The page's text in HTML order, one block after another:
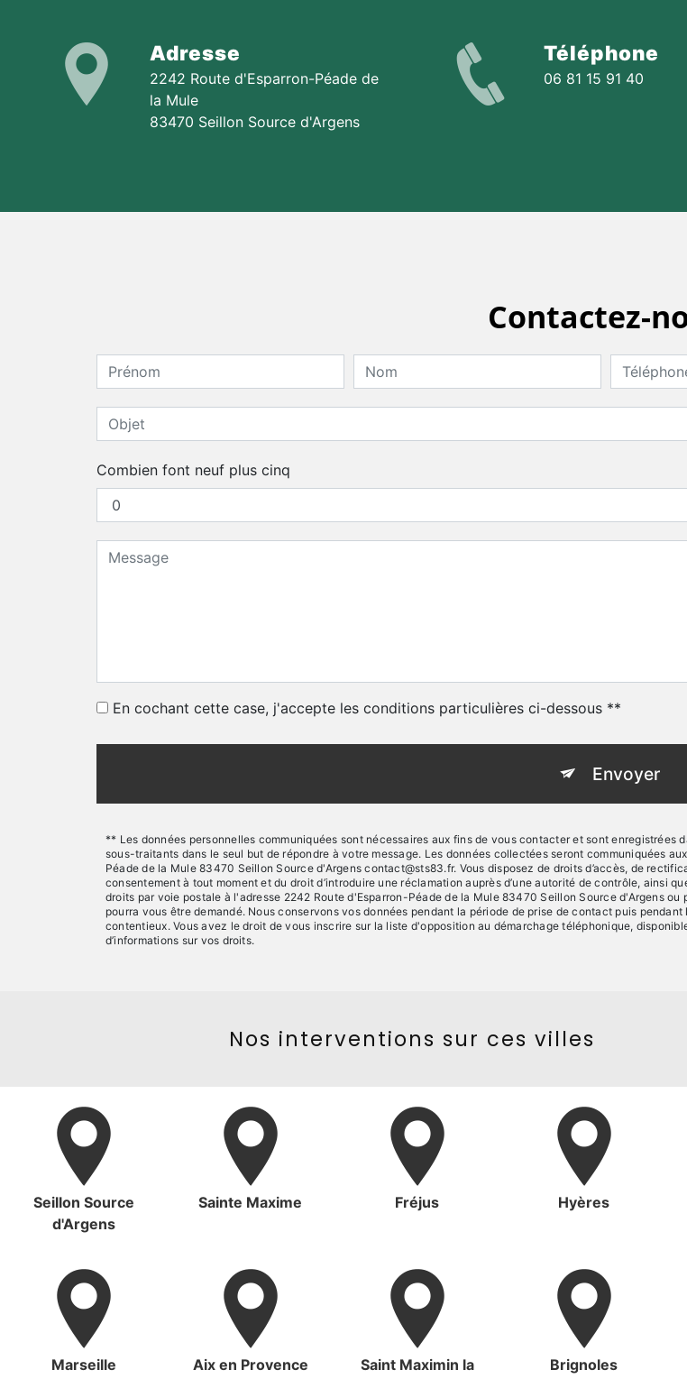
Adresse
2242 Route d'Esparron-Péade de
la Mule
83470 Seillon Source d'Argens
Téléphone
06 81 15 91 40
Contactez-
Combien font neuf plus cinq
En cochant cette case, j'accepte les conditions particulières ci-dessous **
Envoyer
** Les données personnelles communiquées sont nécessaires aux fins de vous contacter et sont enregistrées
sous-traitants dans le seul but de répondre à votre message. Les données collectées seront communiquées
Péade de la Mule 83470 Seillon Source d'Argens contact@sts83.fr. Vous disposez de droits d’accès, de
consentement à tout moment et du droit d’introduire une réclamation auprès d’une autorité de contrôle, ainsi
droits par voie postale à l'adresse 2242 Route d'Esparron-Péade de la Mule 83470 Seillon Source d'Argens
pourra vous être demandé. Nous conservons vos données pendant la période de prise de contact puis
contentieux. Vous avez le droit de vous inscrire sur la liste d'opposition au démarchage téléphonique,
d’informations sur vos droits.
Nos interventions sur ces villes
Seillon Source
d'Argens
Sainte Maxime Fréjus Hyères
Marseille Aix en Provence
Saint Maximin la
Brignoles